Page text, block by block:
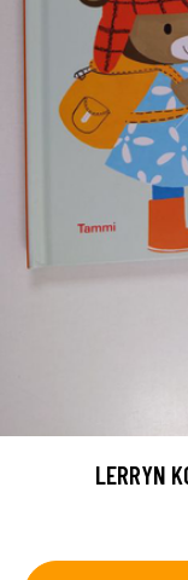
LERRYN